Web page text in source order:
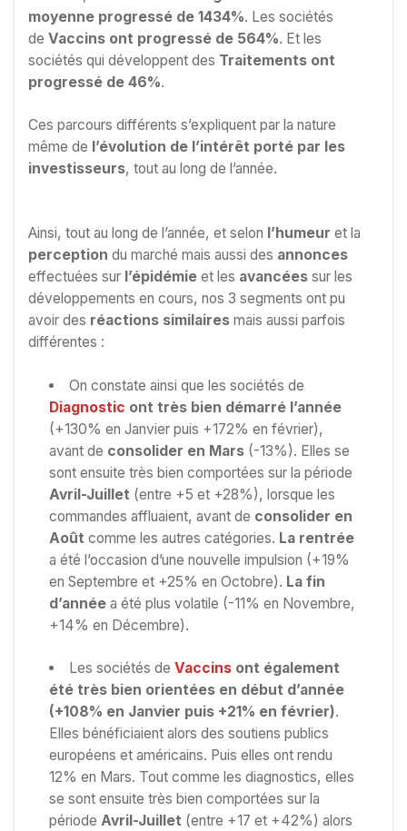
moyenne progressé de 1434%. Les sociétés
de Vaccins ont progressé de 564%. Et les
sociétés qui développent des Traitements ont
progressé de 46%.
Ces parcours différents s’expliquent par la nature
même de l’évolution de l’intérêt porté par les
investisseurs, tout au long de l’année.
Ainsi, tout au long de l’année, et selon l’humeur et la
perception du marché mais aussi des annonces
effectuées sur l’épidémie et les avancées sur les
développements en cours, nos 3 segments ont pu
avoir des réactions similaires mais aussi parfois
différentes :
On constate ainsi que les sociétés de
Diagnostic ont très bien démarré l’année
(+130% en Janvier puis +172% en février),
avant de consolider en Mars (-13%). Elles se
sont ensuite très bien comportées sur la période
Avril-Juillet (entre +5 et +28%), lorsque les
commandes affluaient, avant de consolider en
Août comme les autres catégories. La rentrée
a été l’occasion d’une nouvelle impulsion (+19%
en Septembre et +25% en Octobre). La fin
d’année a été plus volatile (-11% en Novembre,
+14% en Décembre).
Les sociétés de Vaccins ont également
été très bien orientées en début d’année
(+108% en Janvier puis +21% en février).
Elles bénéficiaient alors des soutiens publics
européens et américains. Puis elles ont rendu
12% en Mars. Tout comme les diagnostics, elles
se sont ensuite très bien comportées sur la
périodeAvril-Juillet (entre +17 et +42%) alors